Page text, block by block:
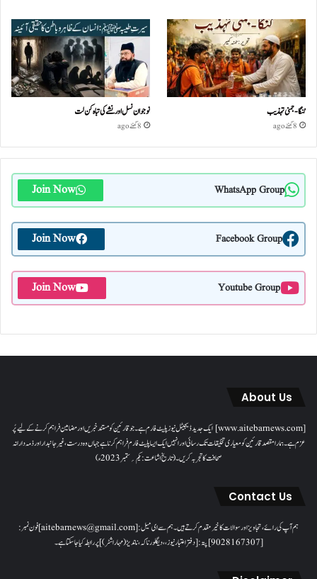
گنگا-جمنی تہذیب
8 گھنٹے ago
نوجوان نسل اور نشے کی تباہ کن لت
8 گھنٹے ago
WhatsApp Group
Join Now
Facebook Group
Join Now
Youtube Group
Join Now
About Us
[www.aitebarnews.com] ایک جدید ڈیجیٹل نیوز پلیٹ فارم ہے۔ جو قارئین کو مستند خبریں اور مضامین فراہم کرنے کے لیے پُر
عزم ہے۔ ہمارا مقصدقارئین کو معیاری تخلیقات تک رسائی اور انہیں ایک ایسا پلیٹ فارم فراہم کرنا ہے جہاں وہ درست، غیر جانبدار اور ذمہ دارانہ
صحافت کا تجربہ کریں۔( تاریخ اشاعت : یکم؍ ستمبر 2023ء)
Contact Us
ہم آپ کی رائے، تجاویز اور سوالات کا خیرمقدم کرتے ہیں۔ ہم سےای میل: [aitebarnews@gmail.com]فون نمبر:
[9028167307]پتہ: [دفتر اعتبار نیوز، ، دیگلور ناکہ، ناندیڑ(مہاراشٹر) ] پر رابطہ کیا جاسکتا ہے۔